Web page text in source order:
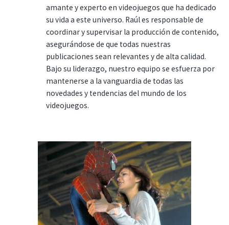
amante y experto en videojuegos que ha dedicado
su vida a este universo. Raúl es responsable de
coordinar y supervisar la producción de contenido,
asegurándose de que todas nuestras
publicaciones sean relevantes y de alta calidad.
Bajo su liderazgo, nuestro equipo se esfuerza por
mantenerse a la vanguardia de todas las
novedades y tendencias del mundo de los
videojuegos.